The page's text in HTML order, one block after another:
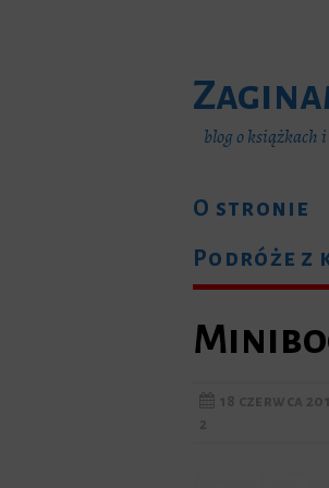
blog o
O stronie
Podróże z